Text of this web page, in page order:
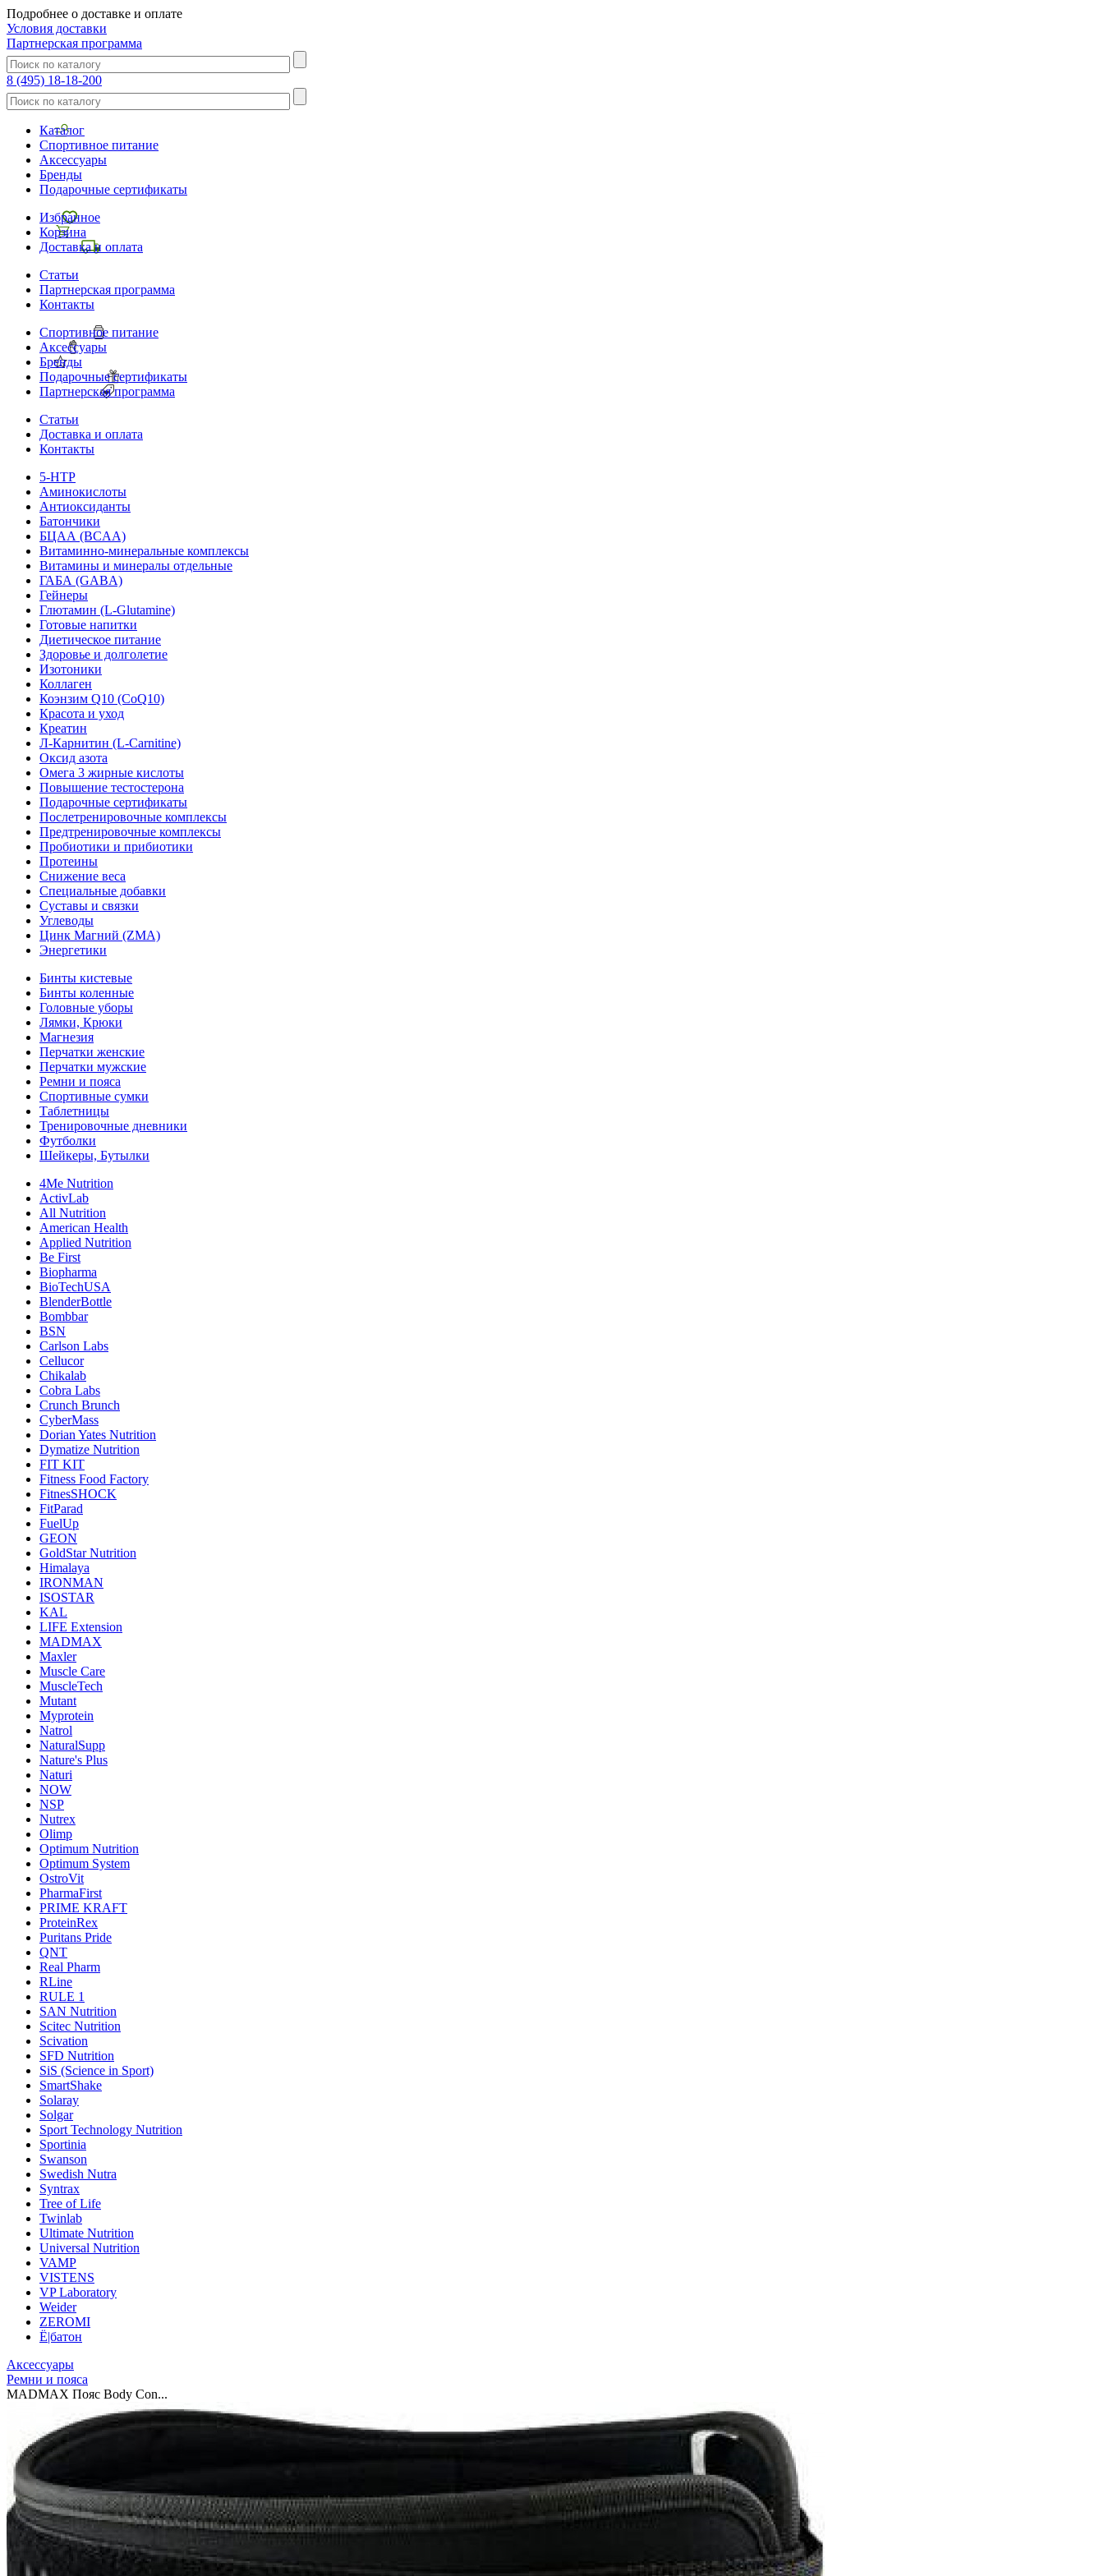
Подробнее о доставке и оплате
Условия доставки
Партнерская программа
8 (495) 18-18-200
Каталог
Спортивное питание
Аксессуары
Бренды
Подарочные сертификаты
Избранное
Корзина
Доставка и оплата
Статьи
Партнерская программа
Контакты
Спортивное питание
Аксессуары
Бренды
Подарочные сертификаты
Партнерская программа
Статьи
Доставка и оплата
Контакты
5-HTP
Аминокислоты
Антиоксиданты
Батончики
БЦАА (BCAA)
Витаминно-минеральные комплексы
Витамины и минералы отдельные
ГАБА (GABA)
Гейнеры
Глютамин (L-Glutamine)
Готовые напитки
Диетическое питание
Здоровье и долголетие
Изотоники
Коллаген
Коэнзим Q10 (CoQ10)
Красота и уход
Креатин
Л-Карнитин (L-Сarnitine)
Оксид азота
Омега 3 жирные кислоты
Повышение тестостерона
Подарочные сертификаты
Послетренировочные комплексы
Предтренировочные комплексы
Пробиотики и прибиотики
Протеины
Снижение веса
Специальные добавки
Суставы и связки
Углеводы
Цинк Магний (ZMA)
Энергетики
Бинты кистевые
Бинты коленные
Головные уборы
Лямки, Крюки
Магнезия
Перчатки женские
Перчатки мужские
Ремни и пояса
Спортивные сумки
Таблетницы
Тренировочные дневники
Футболки
Шейкеры, Бутылки
4Me Nutrition
ActivLab
All Nutrition
American Health
Applied Nutrition
Be First
Biopharma
BioTechUSA
BlenderBottle
Bombbar
BSN
Carlson Labs
Cellucor
Chikalab
Cobra Labs
Crunch Brunch
CyberMass
Dorian Yates Nutrition
Dymatize Nutrition
FIT KIT
Fitness Food Factory
FitnesSHOCK
FitParad
FuelUp
GEON
GoldStar Nutrition
Himalaya
IRONMAN
ISOSTAR
KAL
LIFE Extension
MADMAX
Maxler
Muscle Care
MuscleTech
Mutant
Myprotein
Natrol
NaturalSupp
Nature's Plus
Naturi
NOW
NSP
Nutrex
Olimp
Optimum Nutrition
Optimum System
OstroVit
PharmaFirst
PRIME KRAFT
ProteinRex
Puritans Pride
QNT
Real Pharm
RLine
RULE 1
SAN Nutrition
Scitec Nutrition
Scivation
SFD Nutrition
SiS (Science in Sport)
SmartShake
Solaray
Solgar
Sport Technology Nutrition
Sportinia
Swanson
Swedish Nutra
Syntrax
Tree of Life
Twinlab
Ultimate Nutrition
Universal Nutrition
VAMP
VISTENS
VP Laboratory
Weider
ZEROMI
Ё|батон
Аксессуары
Ремни и пояса
MADMAX Пояс Body Con...